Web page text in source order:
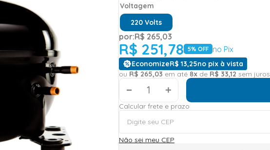
Voltagem
220 Volts
por:R$ 265,03
R$ 251,78 5% OFF no Pix
EconomizeR$ 13,25no pix à vista
ou R$ 265,03 em até 8xde R$ 33,12 sem juros
＋
Calcular frete e prazo
Não sei meu CEP